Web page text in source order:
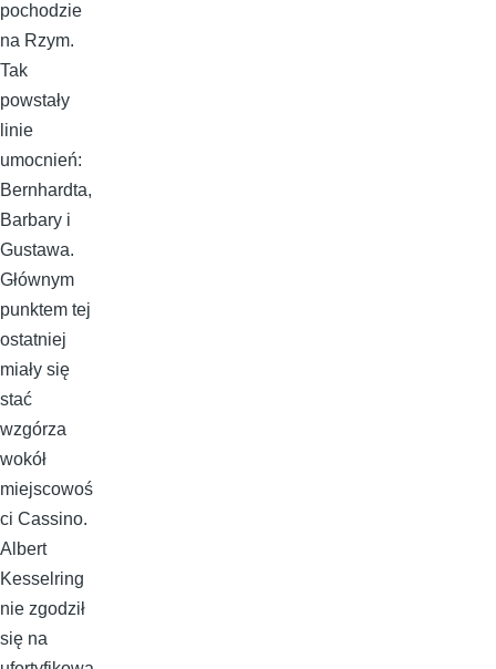
pochodzie
na Rzym.
Tak
powstały
linie
umocnień:
Bernhardta,
Barbary i
Gustawa.
Głównym
punktem tej
ostatniej
miały się
stać
wzgórza
wokół
miejscowoś
ci Cassino.
Albert
Kesselring
nie zgodził
się na